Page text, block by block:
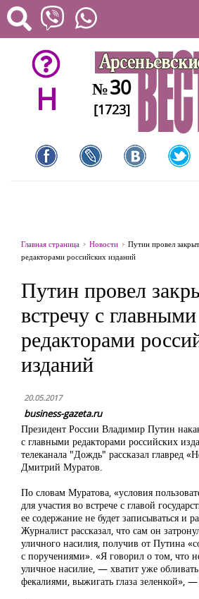
H №30
[1723]
Главная страница Новости
Путин провел
редакторами российских изданий
Путин провел
встречу с главными
редакторами
изданий
20.05.2017
business-gazeta.ru
Президент России Владимир Путин
с главными редакторами российских
телеканала "Дождь" рассказал главред
Дмитрий Муратов.
По словам Муратова, «условия
для участия во встрече с главой
ее содержание не будет записываться и
Журналист рассказал, что сам он
уличного насилия, получив от Путина
с поручениями». «Я говорил о том, что
уличное насилие, — хватит уже
фекалиями, выжигать глаза зеленкой»,